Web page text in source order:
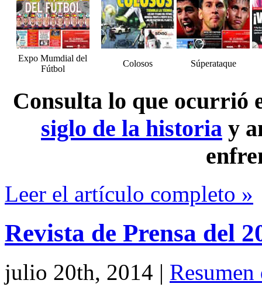
Expo Mumdial del
Fútbol
Colosos Súperataque
Consulta lo que ocurrió
siglo de la historia y
Leer el artículo completo »
Revista de Prensa del
julio 20th, 2014 | Resumen